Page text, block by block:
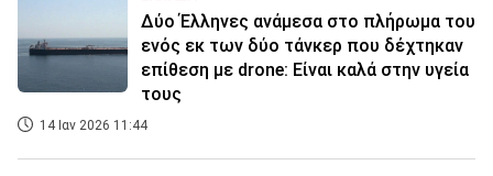
Δύο Έλληνες ανάμεσα στο πλήρωμα του
ενός εκ των δύο τάνκερ που δέχτηκαν
επίθεση με drone: Είναι καλά στην υγεία
τους
14 Ιαν 2026 11:44